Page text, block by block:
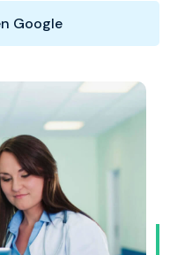
Google